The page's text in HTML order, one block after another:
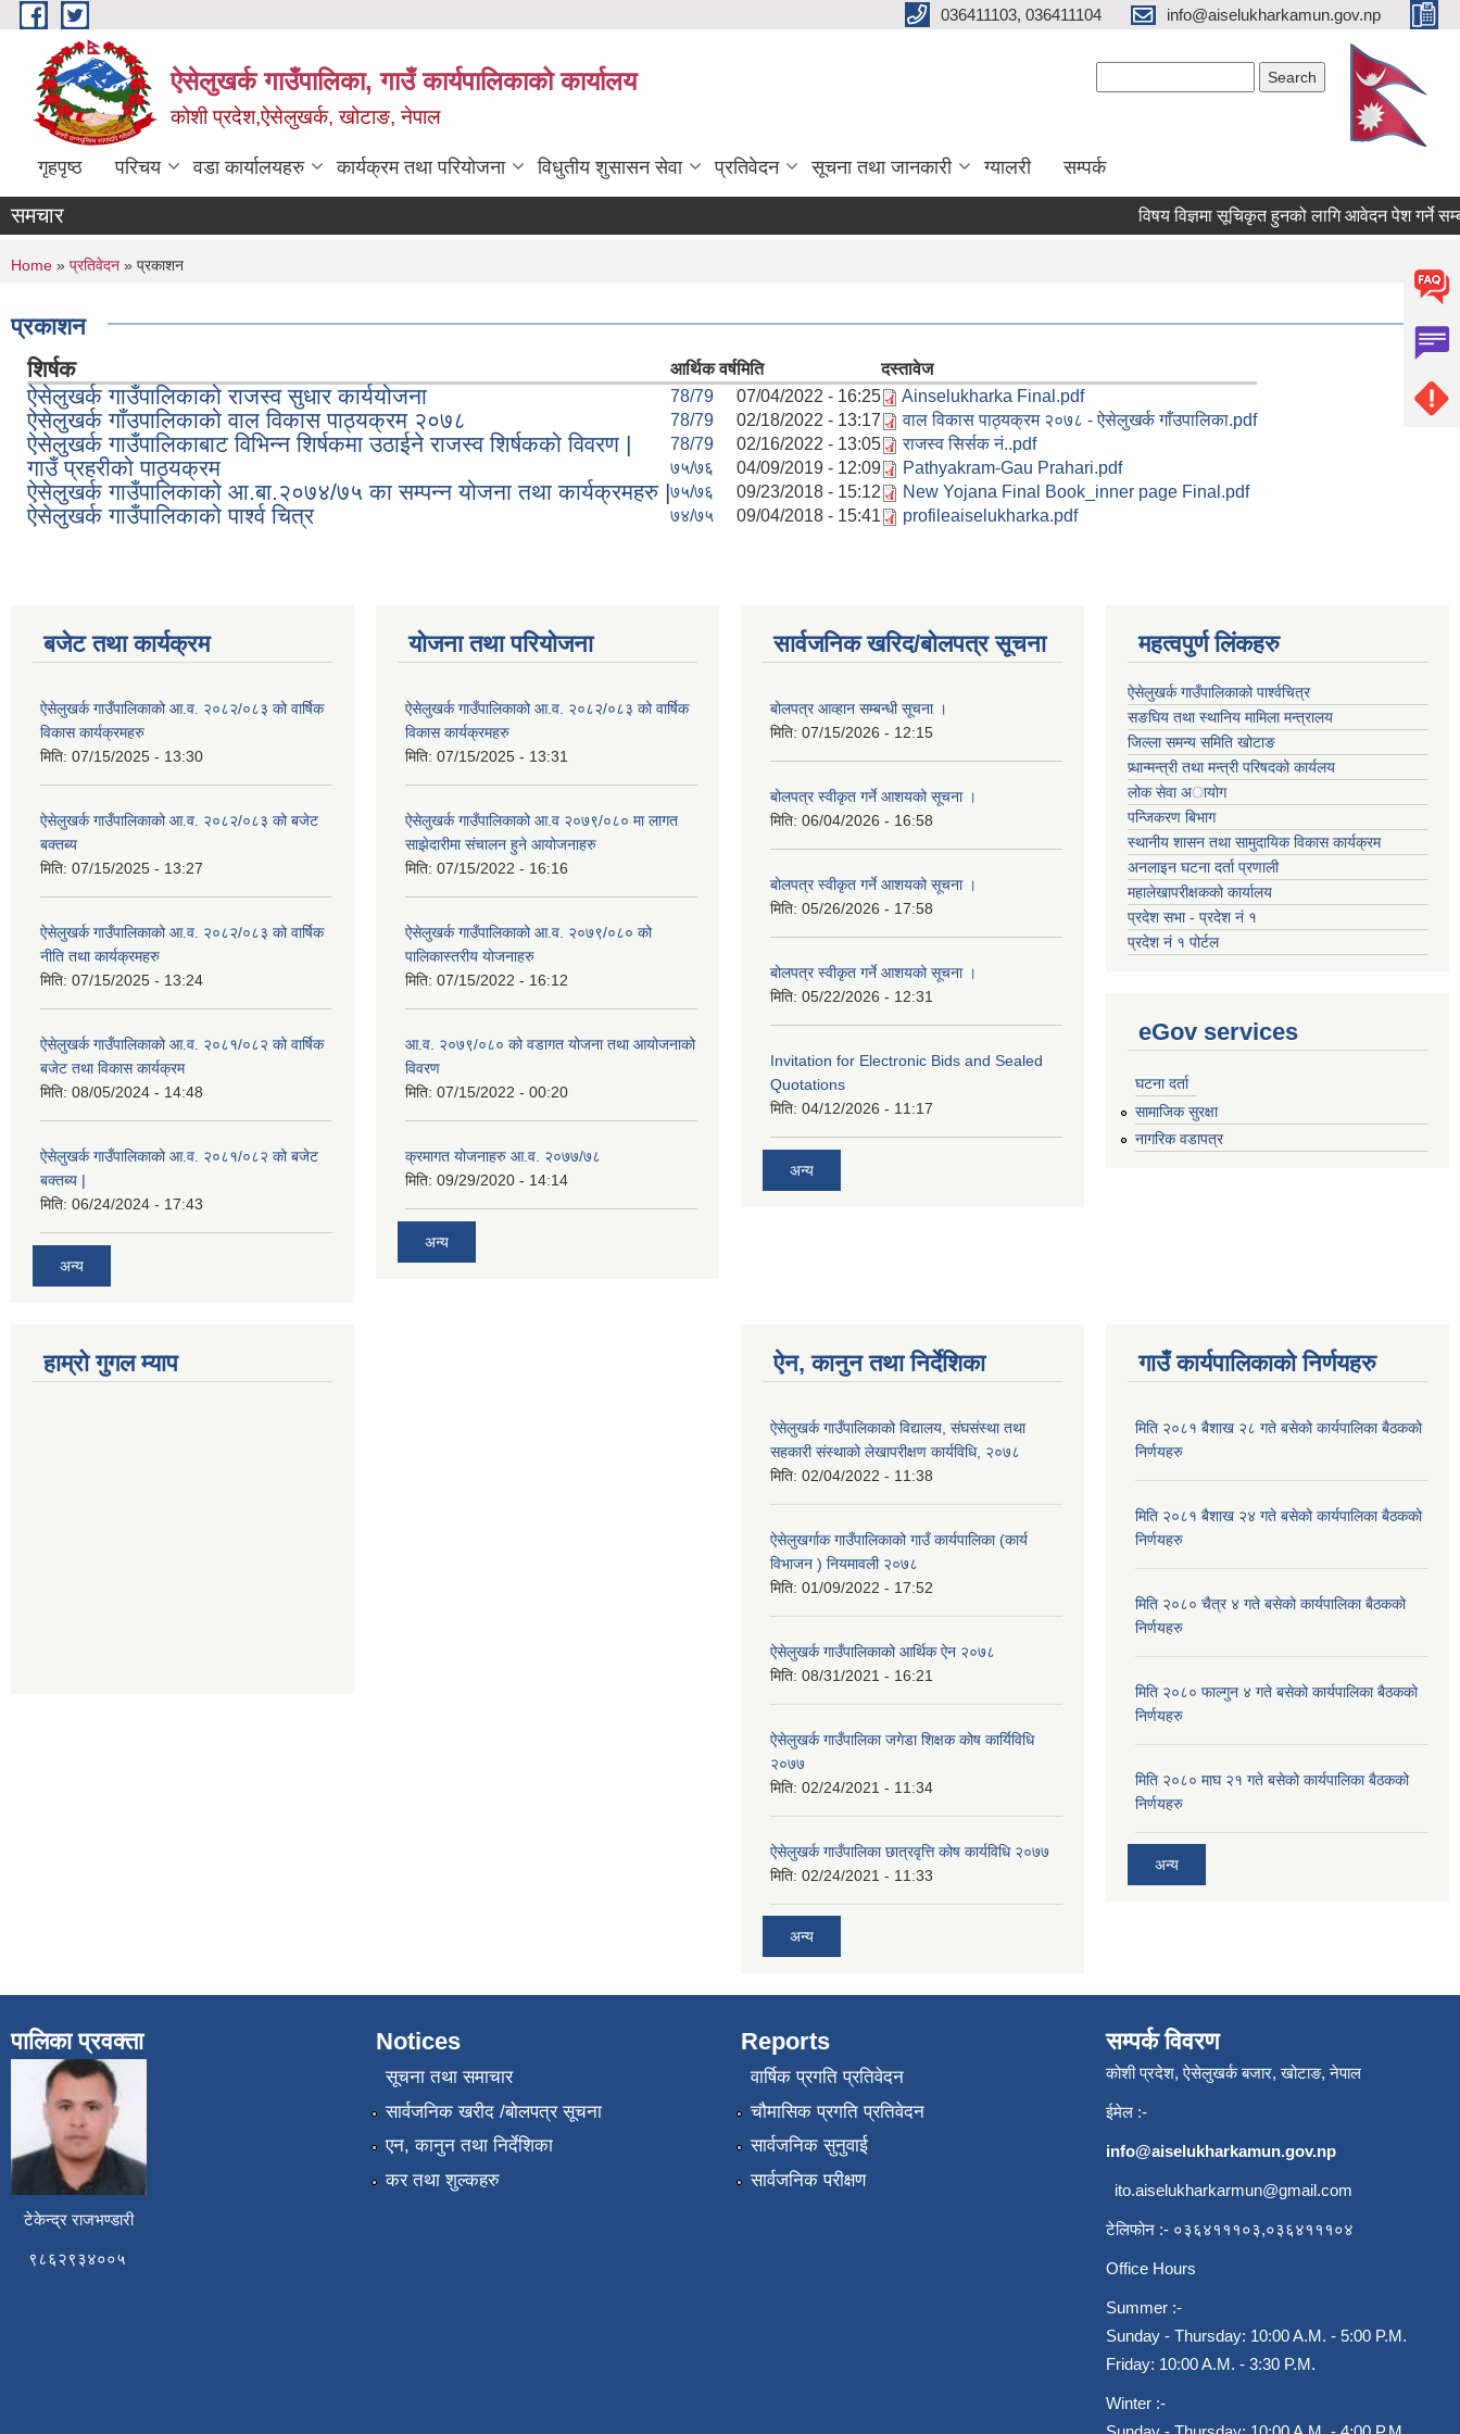
Skip to main content 036411103, 036411104 info@aiselukharkamun.gov.np
ऐसेलुखर्क गाउँपालिका, गाउँ कार्यपालिकाको कार्यालय
कोशी प्रदेश,ऐसेलुखर्क, खोटाङ, नेपाल
गृहपृष्ठ परिचय वडा कार्यालयहरु कार्यक्रम तथा परियोजना विधुतीय शुसासन सेवा प्रतिवेदन सूचना तथा जानकारी ग्यालरी सम्पर्क
समचार विषय विज्ञमा सूचिकृत हुनको लागि आवेदन पेश गर्ने
You are here
Home » प्रतिवेदन » प्रकाशन
प्रकाशन
शिर्षक आर्थिक वर्षमिति दस्तावेज
ऐसेलुखर्क गाउँपालिकाको राजस्व सुधार कार्ययोजना 78/79 07/04/2022 - 16:25 Ainselukharka Final.pdf
ऐसेलुखर्क गाँउपालिकाको वाल विकास पाठ्यक्रम २०७८ 78/79 02/18/2022 - 13:17 वाल विकास पाठ्यक्रम २०७८ - ऐसेलुखर्क गाँउपालिका.pdf
ऐसेलुखर्क गाउँपालिकाबाट विभिन्न शिर्षकमा उठाईने राजस्व शिर्षकको विवरण | 78/79 02/16/2022 - 13:05 राजस्व सिर्सक नं..pdf
गाउँ प्रहरीको पाठ्यक्रम ७५/७६ 04/09/2019 - 12:09 Pathyakram-Gau Prahari.pdf
ऐसेलुखर्क गाउँपालिकाको आ.बा.२०७४/७५ का सम्पन्न योजना तथा कार्यक्रमहरु |७५/७६ 09/23/2018 - 15:12 New Yojana Final Book_inner page Final.pdf
ऐसेलुखर्क गाउँपालिकाको पार्श्व चित्र ७४/७५ 09/04/2018 - 15:41 profileaiselukharka.pdf
बजेट तथा कार्यक्रम
ऐसेलुखर्क गाउँपालिकाको आ.व. २०८२/०८३ को वार्षिक
विकास कार्यक्रमहरु
मिति: 07/15/2025 - 13:30
ऐसेलुखर्क गाउँपालिकाको आ.व. २०८२/०८३ को बजेट
बक्तब्य
मिति: 07/15/2025 - 13:27
ऐसेलुखर्क गाउँपालिकाको आ.व. २०८२/०८३ को वार्षिक
नीति तथा कार्यक्रमहरु
मिति: 07/15/2025 - 13:24
ऐसेलुखर्क गाउँपालिकाको आ.व. २०८१/०८२ को वार्षिक
बजेट तथा विकास कार्यक्रम
मिति: 08/05/2024 - 14:48
ऐसेलुखर्क गाउँपालिकाको आ.व. २०८१/०८२ को बजेट
बक्तब्य |
मिति: 06/24/2024 - 17:43
अन्य
योजना तथा परियोजना
ऐसेलुखर्क गाउँपालिकाको आ.व. २०८२/०८३ को वार्षिक
विकास कार्यक्रमहरु
मिति: 07/15/2025 - 13:31
ऐसेलुखर्क गाउँपालिकाको आ.व २०७९/०८० मा लागत
साझेदारीमा संचालन हुने आयोजनाहरु
मिति: 07/15/2022 - 16:16
ऐसेलुखर्क गाउँपालिकाको आ.व. २०७९/०८० को
पालिकास्तरीय योजनाहरु
मिति: 07/15/2022 - 16:12
आ.व. २०७९/०८० को वडागत योजना तथा आयोजनाको
विवरण
मिति: 07/15/2022 - 00:20
क्रमागत योजनाहरु आ.व. २०७७/७८
मिति: 09/29/2020 - 14:14
अन्य
सार्वजनिक खरिद/बोलपत्र सूचना
बोलपत्र आव्हान सम्बन्धी सूचना ।
मिति: 07/15/2026 - 12:15
बोलपत्र स्वीकृत गर्ने आशयको सूचना ।
मिति: 06/04/2026 - 16:58
बोलपत्र स्वीकृत गर्ने आशयको सूचना ।
मिति: 05/26/2026 - 17:58
बोलपत्र स्वीकृत गर्ने आशयको सूचना ।
मिति: 05/22/2026 - 12:31
Invitation for Electronic Bids and Sealed
Quotations
मिति: 04/12/2026 - 11:17
अन्य
महत्वपुर्ण लिंकहरु
ऐसेलुखर्क गाउँपालिकाको पार्श्वचित्र
सङघिय तथा स्थानिय मामिला मन्त्रालय
जिल्ला समन्य समिति खोटाङ
प्र्धान्मन्त्री तथा मन्त्री परिषदको कार्यलय
लोक सेवा अायोग
पन्जिकरण बिभाग
स्थानीय शासन तथा सामुदायिक विकास कार्यक्रम
अनलाइन घटना दर्ता प्रणाली
महालेखापरीक्षकको कार्यालय
प्रदेश सभा - प्रदेश नं १
प्रदेश नं १ पोर्टल
eGov services
घटना दर्ता
सामाजिक सुरक्षा
नागरिक वडापत्र
हाम्रो गुगल म्याप ऐन, कानुन तथा निर्देशिका
ऐसेलुखर्क गाउँपालिकाको विद्यालय, संघसंस्था तथा
सहकारी संस्थाको लेखापरीक्षण कार्यविधि, २०७८
मिति: 02/04/2022 - 11:38
ऐसेलुखर्गाक गाउँपालिकाको गाउँ कार्यपालिका (कार्य
विभाजन ) नियमावली २०७८
मिति: 01/09/2022 - 17:52
ऐसेलुखर्क गाउँपालिकाको आर्थिक ऐन २०७८
मिति: 08/31/2021 - 16:21
ऐसेलुखर्क गाउँपालिका जगेडा शिक्षक कोष कार्यिविधि
२०७७
मिति: 02/24/2021 - 11:34
ऐसेलुखर्क गाउँपालिका छात्रवृत्ति कोष कार्यविधि २०७७
मिति: 02/24/2021 - 11:33
अन्य
गाउँ कार्यपालिकाको निर्णयहरु
मिति २०८१ बैशाख २८ गते बसेको कार्यपालिका बैठकको
निर्णयहरु
मिति २०८१ बैशाख २४ गते बसेको कार्यपालिका बैठकको
निर्णयहरु
मिति २०८० चैत्र ४ गते बसेको कार्यपालिका बैठकको
निर्णयहरु
मिति २०८० फाल्गुन ४ गते बसेको कार्यपालिका बैठकको
निर्णयहरु
मिति २०८० माघ २१ गते बसेको कार्यपालिका बैठकको
निर्णयहरु
अन्य
पालिका प्रवक्ता
टेकेन्द्र राजभण्डारी
९८६२९३४००५
Notices
सूचना तथा समाचार
सार्वजनिक खरीद /बोलपत्र सूचना
एन, कानुन तथा निर्देशिका
कर तथा शुल्कहरु
Reports
वार्षिक प्रगति प्रतिवेदन
चौमासिक प्रगति प्रतिवेदन
सार्वजनिक सुनुवाई
सार्वजनिक परीक्षण
सम्पर्क विवरण
कोशी प्रदेश, ऐसेलुखर्क बजार, खोटाङ, नेपाल
ईमेल :-
info@aiselukharkamun.gov.np
ito.aiselukharkarmun@gmail.com
टेलिफोन :- ०३६४१११०३,०३६४१११०४
Office Hours
Summer :-
Sunday - Thursday: 10:00 A.M. - 5:00 P.M.
Friday: 10:00 A.M. - 3:30 P.M.
Winter :-